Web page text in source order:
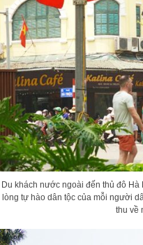
Du khách nước ngoài đến thủ đô
lòng tự hào dân tộc của mỗi người
thu về